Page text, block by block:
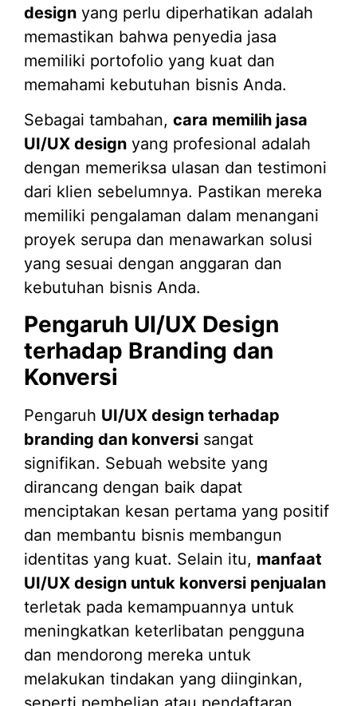
design yang perlu diperhatikan adalah
memastikan bahwa penyedia jasa
memiliki portofolio yang kuat dan
memahami kebutuhan bisnis Anda.
Sebagai tambahan, cara memilih jasa
UI/UX design yang profesional adalah
dengan memeriksa ulasan dan testimoni
dari klien sebelumnya. Pastikan mereka
memiliki pengalaman dalam menangani
proyek serupa dan menawarkan solusi
yang sesuai dengan anggaran dan
kebutuhan bisnis Anda.
Pengaruh UI/UX Design
terhadap Branding dan
Konversi
Pengaruh UI/UX design terhadap
branding dan konversi sangat
signifikan. Sebuah website yang
dirancang dengan baik dapat
menciptakan kesan pertama yang positif
dan membantu bisnis membangun
identitas yang kuat. Selain itu, manfaat
UI/UX design untuk konversi penjualan
terletak pada kemampuannya untuk
meningkatkan keterlibatan pengguna
dan mendorong mereka untuk
melakukan tindakan yang diinginkan,